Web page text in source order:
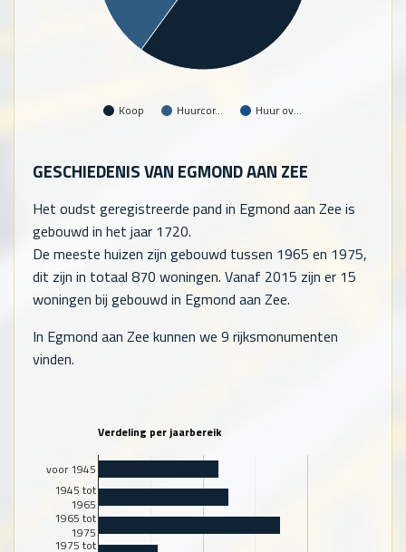
Koop Huurcor… Huur ov…
GESCHIEDENIS VAN EGMOND AAN ZEE
Het oudst geregistreerde pand in Egmond aan Zee is
gebouwd in het jaar 1720.
De meeste huizen zijn gebouwd tussen 1965 en 1975,
dit zijn in totaal 870 woningen. Vanaf 2015 zijn er 15
woningen bij gebouwd in Egmond aan Zee.
In Egmond aan Zee kunnen we 9 rijksmonumenten
vinden.
Verdeling per jaarbereik
voor 1945
1945 tot
1965
1965 tot
1975
1975 tot